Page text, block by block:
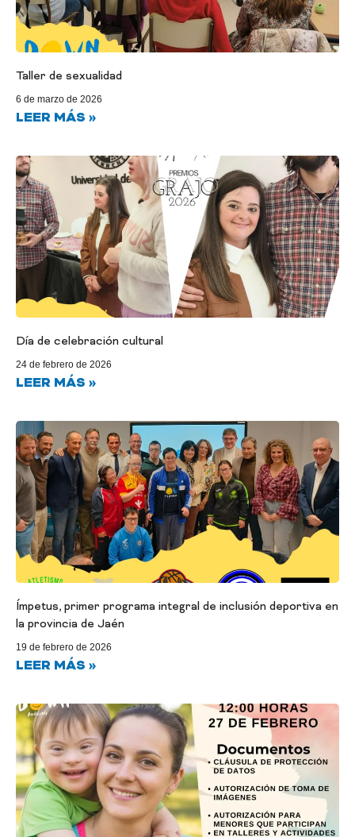
Taller de sexualidad
6 de marzo de 2026
LEER MÁS »
Día de celebración cultural
24 de febrero de 2026
LEER MÁS »
Ímpetus, primer programa integral de inclusión deportiva en
la provincia de Jaén
19 de febrero de 2026
LEER MÁS »